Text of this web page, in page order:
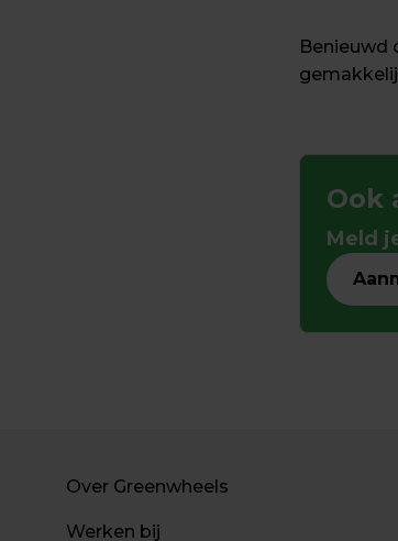
Benieuwd
Ook
Meld
Over Greenwheels
Werken bij